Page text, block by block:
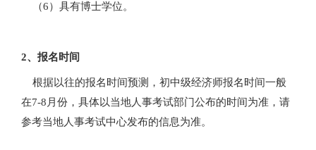
（6）具有博士学位。
2、报名时间
根据以往的报名时间预测，初中级经济师报名时间一般
在7-8月份，具体以当地人事考试部门公布的时间为准，请
参考当地人事考试中心发布的信息为准。